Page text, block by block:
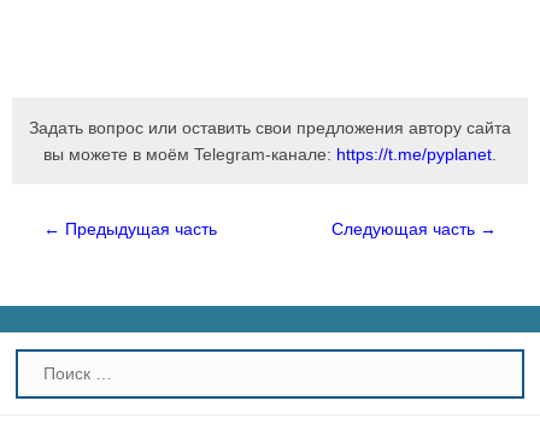
Задать вопрос или оставить свои предложения автору сайта
вы можете в моём Telegram-канале: https://t.me/pyplanet
← Предыдущая часть Следующая часть →